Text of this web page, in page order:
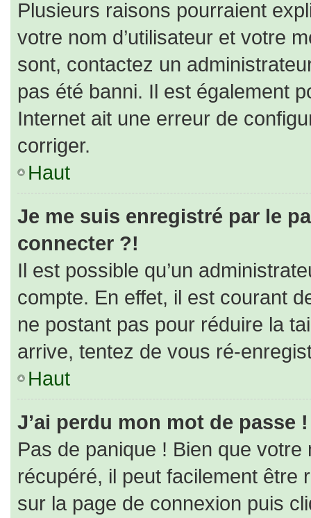
Plusieurs raisons pourraient
votre nom d’utilisateur et votre
sont, contactez un
pas été banni. Il est également
Internet ait une erreur de
corriger.
Haut
Je me suis enregistré par le
connecter ?!
Il est possible qu’un
compte. En effet, il est courant
ne postant pas pour réduire la
arrive, tentez de vous ré-
Haut
J’ai perdu mon mot de passe !
Pas de panique ! Bien que
récupéré, il peut facilement être
sur la page de connexion puis